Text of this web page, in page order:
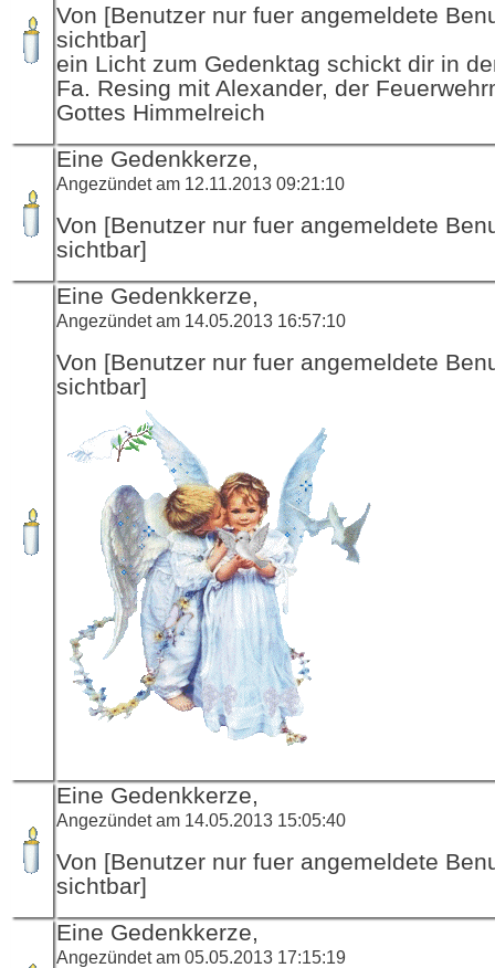
Von [Benutzer nur fuer angemeldete
sichtbar]
ein Licht zum Gedenktag schickt dir in
Fa. Resing mit Alexander, der
Gottes Himmelreich
Eine Gedenkkerze,
Angezündet am 12.11.2013 09:21:10
Von [Benutzer nur fuer angemeldete
sichtbar]
Eine Gedenkkerze,
Angezündet am 14.05.2013 16:57:10
Von [Benutzer nur fuer angemeldete
sichtbar]
Eine Gedenkkerze,
Angezündet am 14.05.2013 15:05:40
Von [Benutzer nur fuer angemeldete
sichtbar]
Eine Gedenkkerze,
Angezündet am 05.05.2013 17:15:19